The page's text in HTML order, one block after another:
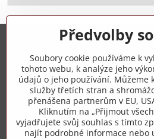
+420 775 973 319
info​@zipzop​.cz
Objednávky
Předvolby
Soubory cookie používáme k
tohoto webu, k analýze jeho
údajů o jeho používání. Můžeme
služby třetích stran a
přenášena partnerům v EU,
Kliknutím na „Přijmout
vyjadřujete svůj souhlas s tímto
najít podrobné informace nebo